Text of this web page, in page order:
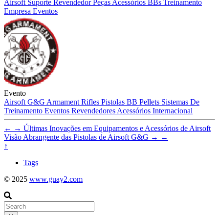
Airsoft Suporte RevendedorPeças Acessórios BBs Treinamento
Empresa Eventos
Evento
Airsoft G&G Armament Rifles Pistolas BB Pellets Sistemas De
Treinamento Eventos Revendedores Acessórios Internacional
← → Últimas Inovações em Equipamentos e Acessórios de Airsoft
Visão Abrangente das Pistolas de Airsoft G&G → ←
↑
Tags
© 2025 www.guay2.com